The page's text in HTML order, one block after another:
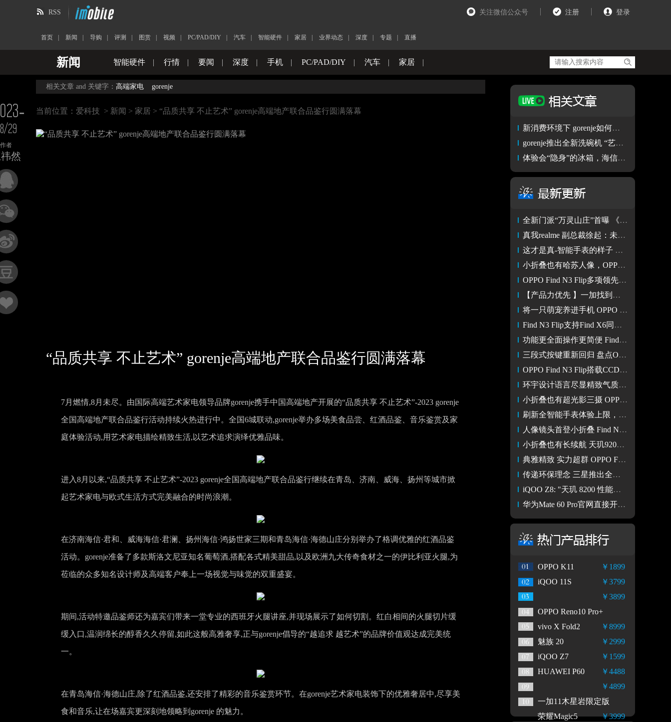
关注微信公众号 注册 登录
RSS
首页 新闻 导购 评测 图赏 视频 PC/PAD/DIY 汽车 智能硬件 家居 业界动态 深度 专题 直播
新闻 智能硬件 | 行情 | 要闻 | 深度 | 手机 | PC/PAD/DIY | 汽车 | 家居 |
29
作者
然
相关文章 and 关键字： 高端家电 gorenje
当前位置： 爱科技 > 新闻 > 家居 > “品质共享 不止艺术” gorenje高端地产联合品鉴行圆满落幕
“品质共享 不止艺术” gorenje高端地产联合品鉴行圆满落幕
7月燃情,8月未尽。由国际高端艺术家电领导品牌gorenje携手中国高端地产开展的“品质共享 不止艺术”-2023 gorenje
全国高端地产联合品鉴行活动持续火热进行中。全国6城联动,gorenje举办多场美食品尝、红酒品鉴、音乐鉴赏及家
庭体验活动,用艺术家电描绘精致生活,以艺术追求演绎优雅品味。
进入8月以来,“品质共享 不止艺术”-2023 gorenje全国高端地产联合品鉴行继续在青岛、济南、威海、扬州等城市掀
起艺术家电与欧式生活方式完美融合的时尚浪潮。
在济南海信·君和、威海海信·君澜、扬州海信·鸿扬世家三期和青岛海信·海德山庄分别举办了格调优雅的红酒品鉴
活动。gorenje准备了多款斯洛文尼亚知名葡萄酒,搭配各式精美甜品,以及欧洲九大传奇食材之一的伊比利亚火腿,为
莅临的众多知名设计师及高端客户奉上一场视觉与味觉的双重盛宴。
期间,活动特邀品鉴师还为嘉宾们带来一堂专业的西班牙火腿讲座,并现场展示了如何切割。红白相间的火腿切片缓
缓入口,温润绵长的醇香久久停留,如此这般高雅奢享,正与gorenje倡导的“越追求 越艺术”的品牌价值观达成完美统
一。
在青岛海信·海德山庄,除了红酒品鉴,还安排了精彩的音乐鉴赏环节。在gorenje艺术家电装饰下的优雅奢居中,尽享美
食和音乐,让在场嘉宾更深刻地领略到gorenje 的魅力。
新消费环境下 gorenje如何布局高端家电生态？
gorenje推出全新洗碗机 “艺术”+“科技”树立高端家电典范
体验会“隐身”的冰箱，海信璀璨高端家电品鉴会亮相温州
全新门派“万灵山庄”首曝 《剑网3》十四周年发布会全回顾
真我realme 副总裁徐起：未来五年覆盖全球百大市场
这才是真-智能手表的样子 OPPO Watch 4 Pro 【四大提升】
小折叠也有哈苏人像，OPPO Find N3 Flip再掀人像拍摄热潮
OPPO Find N3 Flip多项领先通讯技术 为信号稳定保驾护航
【产品力优先 】一加找到了性能赛道成功的方法论
将一只萌宠养进手机 OPPO Find N3 Flip带给你温馨治愈的力量
Find N3 Flip支持Find X6同款ProXDR 真实还原光影动态
功能更全面操作更简便 Find N3 Flip任意窗轻松实现一步直达
三段式按键重新回归 盘点OPPO Find N3 Flip更多走心小细节
OPPO Find N3 Flip搭载CCD相机模式 将复古潮流贯彻到底
环宇设计语言尽显精致气质 Find N3 Flip树立小折叠美学标杆
小折叠也有超光影三摄 OPPO Find N3 Flip解锁构图自由
刷新全智能手表体验上限，OPPO Watch 4 Pro发布：2199元起
人像镜头首登小折叠 Find N3 Flip开启后置自拍新时代
小折叠也有长续航 天玑9200加持 OPPO Find N3 Flip软硬兼备
典雅精致 实力超群 OPPO Find N3 Flip正式发布
传递环保理念 三星推出全新“三星Eco-Friends”系列配件
iQOO Z8: "天玑 8200 性能小超人"，千元机新霸主！
华为Mate 60 Pro官网直接开售 6999元支持卫星电话功能
￥1899
OPPO K11
￥3799
iQOO 11S
￥3899
OPPO Reno10 Pro+
￥8999
vivo X Fold2
￥2999
魅族 20
￥1599
iQOO Z7
￥4488
HUAWEI P60
￥4899
一加11木星岩限定版
￥3999
荣耀Magic5